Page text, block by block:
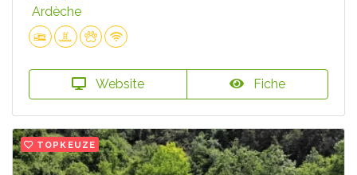
Ardèche
Website Fiche
TOPKEUZE